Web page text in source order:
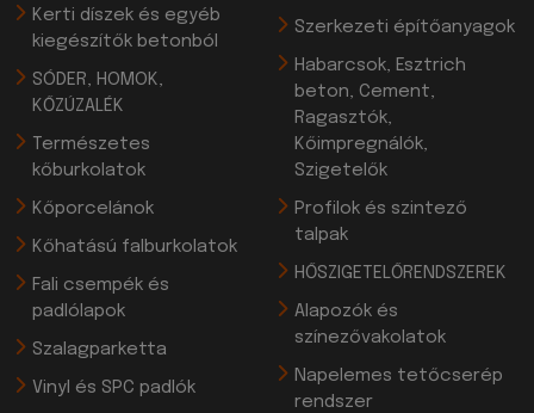
Kerti díszek és egyéb
kiegészítők betonból
SÓDER, HOMOK,
KŐZÚZALÉK
Természetes
kőburkolatok
Kőporcelánok
Kőhatású falburkolatok
Fali csempék és
padlólapok
Szalagparketta
Vinyl és SPC padlók
Szerkezeti építőanyagok
Habarcsok, Esztrich
beton, Cement,
Ragasztók,
Kőimpregnálók,
Szigetelők
Profilok és szintező
talpak
HŐSZIGETELŐRENDSZEREK
Alapozók és
színezővakolatok
Napelemes tetőcserép
rendszer